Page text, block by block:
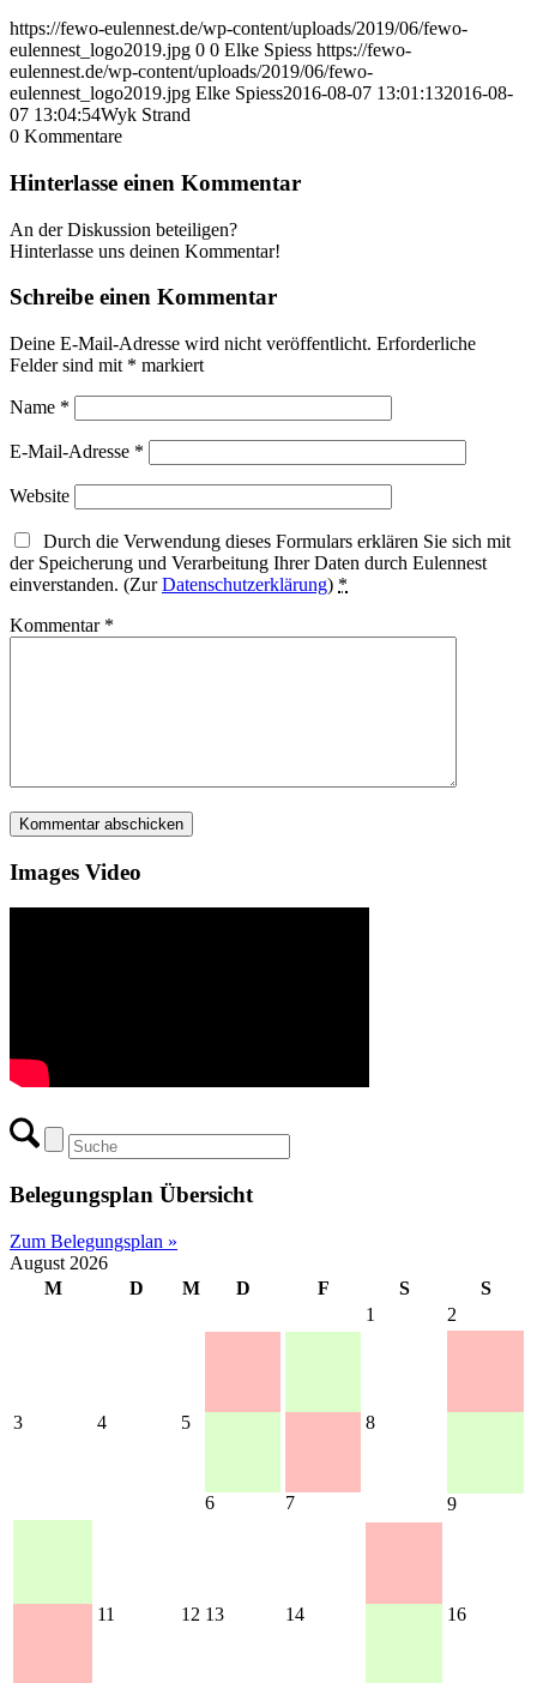
https://fewo-eulennest.de/wp-content/uploads/2019/06/fewo-
eulennest_logo2019.jpg 0 0 Elke Spiess https://fewo-
eulennest.de/wp-content/uploads/2019/06/fewo-
eulennest_logo2019.jpg Elke Spiess2016-08-07 13:01:132016-08-
07 13:04:54Wyk Strand
0 Kommentare
Hinterlasse einen Kommentar
An der Diskussion beteiligen?
Hinterlasse uns deinen Kommentar!
Schreibe einen Kommentar
Deine E-Mail-Adresse wird nicht veröffentlicht. Erforderliche
Felder sind mit * markiert
Name *
E-Mail-Adresse *
Website
Durch die Verwendung dieses Formulars erklären Sie sich mit
der Speicherung und Verarbeitung Ihrer Daten durch Eulennest
einverstanden. (ZurDatenschutzerklärung) *
Kommentar *
Images Video
Belegungsplan Übersicht
Zum Belegungsplan »
August 2026
M
D M D F S
S
1
2
3 4 5
6 7
8
9
11 12 13 14 16